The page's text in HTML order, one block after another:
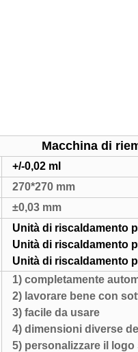
Macchina di
+/-0,02 ml
270*270 mm
±0,03 mm
Unità di riscaldamento
Unità di riscaldamento
Unità di riscaldamento
1) completamente
2) lavorare bene con
3) facile da usare
4) dimensioni diverse
5) personalizzare il